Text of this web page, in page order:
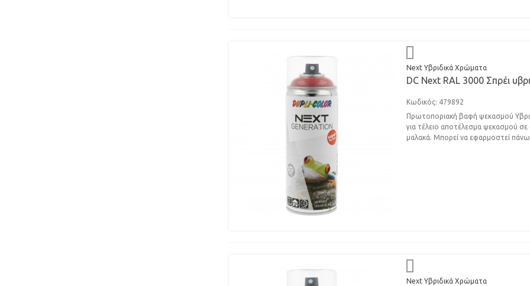
Next Υβριδικά Χρώματα
DC Next RAL 3000 Σπρέι
Κωδικός: 479892
Πρωτοποριακή βαφή ψεκασμού
για τέλειο αποτέλεσμα ψεκασμού σε
μαλακά. Μπορεί να εφαρμοστεί
Next Υβριδικά Χρώματα